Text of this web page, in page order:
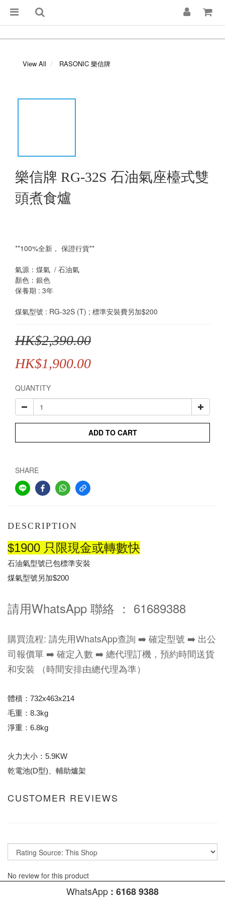
View All RASONIC 樂信牌
樂信牌 RG-32S 石油氣座檯式雙
頭煮食爐
**100%全新， 保證行貨**
氣源：煤氣  / 石油氣
顏色：銀色
保養期 : 3年
煤氣型號 : RG-32S (T) ; 標準安裝費另加$200
HK$2,390.00
HK$1,900.00
QUANTITY
ADD TO CART
SHARE
DESCRIPTION
$1900 只限現金或轉數快
石油氣型號已包標準安裝
煤氣型號另加$200
請用WhatsApp 聯絡 ： 61689388
購買流程: 請先用WhatsApp查詢 ➡️ 確定型號 ➡️ 出公
司報價單 ➡️ 確定入數 ➡️ 總代理訂機，預約時間送貨
和安裝 （時間安排由總代理為準）
體積：732x463x214
毛重：8.3kg
淨重：6.8kg
火力大小：5.9KW
乾電池(D型)、輔助爐架
CUSTOMER REVIEWS
No review for this product
WhatsApp : 6168 9388